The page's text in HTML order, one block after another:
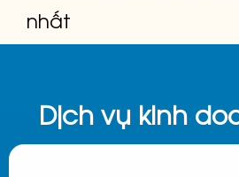
nhất
Dịch vụ kinh